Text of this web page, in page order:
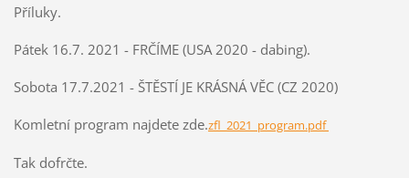
Příluky.
Pátek 16.7. 2021 - FRČÍME (USA 2020 - dabing).
Sobota 17.7.2021 - ŠTĚSTÍ JE KRÁSNÁ VĚC (CZ 2020)
Komletní program najdete zde.zfl_2021_program.pdf
Tak dofrčte.